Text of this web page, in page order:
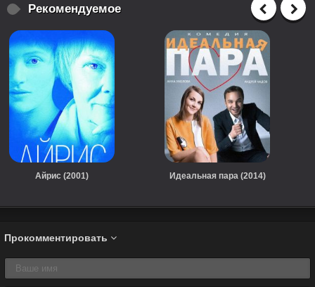
Рекомендуемое
Айрис (2001) Идеальная пара (2014)
Прокомментировать